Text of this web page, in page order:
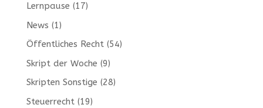
Lernpause (17)
News (1)
Öffentliches Recht(54)
Skript der Woche (9)
Skripten Sonstige (28)
Steuerrecht(19)